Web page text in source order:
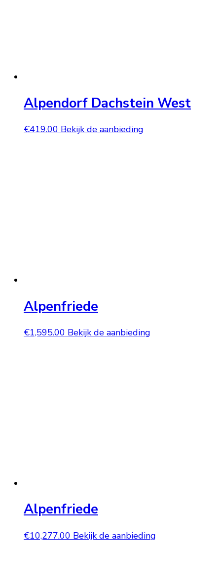
Alpendorf Dachstein West
€419.00 Bekijk de aanbieding
Alpenfriede
€1,595.00 Bekijk de aanbieding
Alpenfriede
€10,277.00 Bekijk de aanbieding